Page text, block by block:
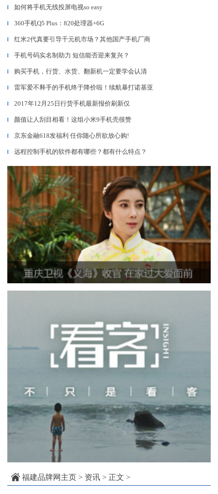
▎ 如何将手机无线投屏电视so easy
▎ 360手机Q5 Plus：820处理器+6G
▎ 红米2代真要引导千元机市场？其他国产手机厂商
▎ 手机号码实名制助力 短信能否迎来复兴？
▎ 购买手机，行货、水货、翻新机一定要学会认清
▎ 雷军爱不释手的手机终于降价啦！续航暴打诺基亚
▎ 2017年12月25日行货手机最新报价刷新仅
▎ 颜值让人刮目相看！这组小米9手机壳很赞
▎ 京东金融618发福利 任你随心所欲放心购!
▎ 远程控制手机的软件都有哪些？都有什么特点？
福建品牌网主页 > 资讯 > 正文 >